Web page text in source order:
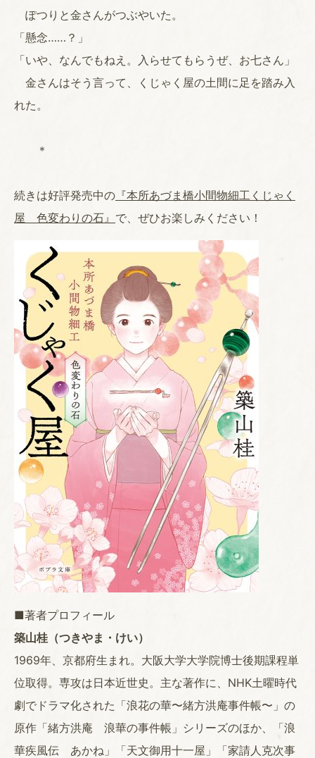
ぽつりと金さんがつぶやいた。
「懸念……？」
「いや、なんでもねえ。入らせてもらうぜ、お七さん」
金さんはそう言って、くじゃく屋の土間に足を踏み入
れた。
＊
続きは好評発売中の 『本所あづま橋小間物細工くじゃく
屋 色変わりの石』 で、ぜひお楽しみください！
■著者プロフィール
築山桂（つきやま・けい）
1969年、京都府生まれ。大阪大学大学院博士後期課程単
位取得。専攻は日本近世史。主な著作に、NHK土曜時代
劇でドラマ化された「浪花の華〜緒方洪庵事件帳〜」の
原作「緒方洪庵 浪華の事件帳」シリーズのほか、「浪
華疾風伝 あかね」「天文御用十一屋」「家請人克次事